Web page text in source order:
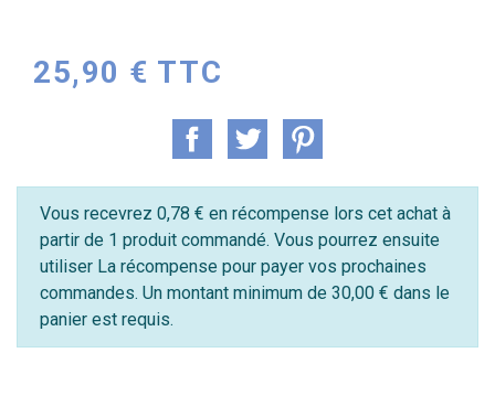
25,90 € TTC
Vous recevrez 0,78 € en récompense lors cet achat à
partir de 1 produit commandé. Vous pourrez ensuite
utiliser La récompense pour payer vos prochaines
commandes. Un montant minimum de 30,00 € dans le
panier est requis.